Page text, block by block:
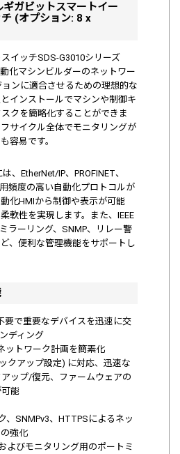
ガビットスマートイー
(オプション: 8 x
イッチSDS-G3010シリーズ
化マシンビルダーのネットワー
ンに適合させるための理想的な
インストールでマシンや制御キ
クを簡略化することができま
サイクル全体でモニタリングが
容易です。
、EtherNet/IP、PROFINET、
頻度の高い自動化プロトコルが
化HMIから制御や表示が可能
軟性を実現します。また、IEEE
ラーリング、SNMP、リレー警
、便利な管理機能をサポートし
要で重要なデバイスを迅速に交
ディング
ットワーク計画を簡素化
クアップ設定) に対応、迅速な
ップ/復元、ファームウェアの
能
、SNMPv3、HTTPSによるネッ
強化
よびモニタリング用のポートミ